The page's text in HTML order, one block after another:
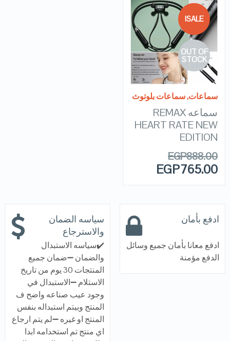
SALE!
OUT OF
STOCK
QUICK LOOK
VIEW DETAILS
READ MORE
سماعات,سماعات بلوتوث
سماعه REMAX
HEART RATE NEW
EDITION
EGP888.00
EGP765.00
ادفع بأمان
ادفع معانا بأمان جميع وسائل
الدفع مؤمنة
سياسه الضمان
والاسترجاع
✔️سياسه الاستبدال
والضمان ➖ضمان جميع
المنتجات 30 يوم من تاريخ
الاستلام ➖الاستبدال في
وجود عيب صناعه واضح ف
المنتج وبيتم استبداله بنفس
المنتج او غيره ➖لم يتم ارجاع
اي منتج تم استخدامه ابدا